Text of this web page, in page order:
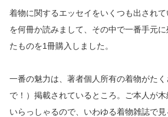
着物に関するエッセイをいくつも出され
を何冊か読みまして、その中で一番手元
たものを1冊購入しました。
一番の魅力は、著者個人所有の着物がた
で！）掲載されているところ。ご本人が
いらっしゃるので、いわゆる着物雑誌で